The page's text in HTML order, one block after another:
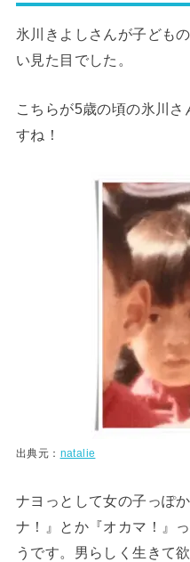
氷川きよしさんが子ども
い見た目でした。
こちらが5歳の頃の氷川
すね！
出典元： natalie
ナヨっとして女の子っぽ
ナ！』とか『オカマ！』
うです。男らしく生きて